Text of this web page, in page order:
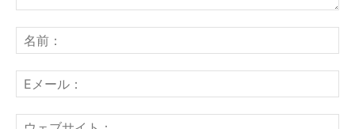
ン
ト：
前
メ
ー